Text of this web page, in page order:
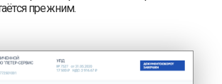
прежним.